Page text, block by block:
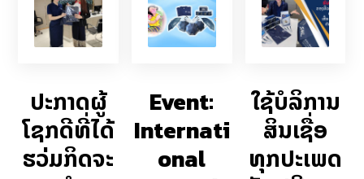
ປະກາດຜູ້
ໂຊກດີທີ່ໄດ້
ຮວ່ມກິດຈະ
Event:
Internati
onal
ໃຊ້ບໍລິການ
ສິນເຊື່ອ
ທຸກປະເພດ